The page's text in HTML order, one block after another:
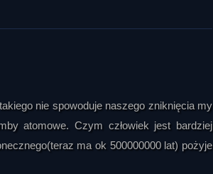
nie spowoduje naszego zniknięcia my
atomowe. Czym człowiek jest bardziej
ma ok 500000000 lat) pożyje